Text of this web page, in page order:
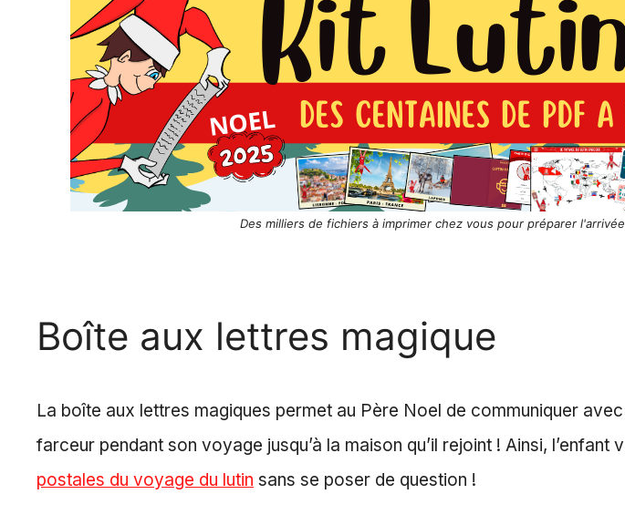
Des milliers de fichiers à imprimer chez vous pour préparer
Boîte aux lettres magique
La boîte aux lettres magiques permet au Père Noel de communiquer
farceur pendant son voyage jusqu’à la maison qu’il rejoint ! Ainsi,
postales du voyage du lutin sans se poser de question !